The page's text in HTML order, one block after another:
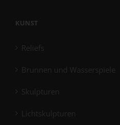
KUNST
Reliefs
Brunnen und Wasserspiele
Skulpturen
Lichtskulpturen